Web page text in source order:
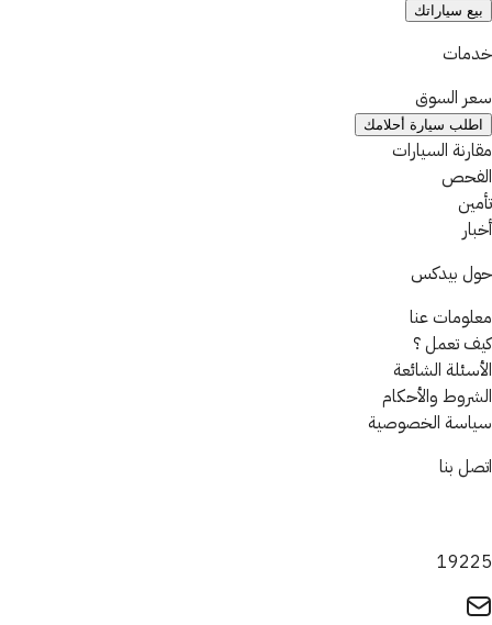
بيع سياراتك
خدمات
سعر السوق
اطلب سيارة أحلامك
مقارنة السيارات
الفحص
تأمين
أخبار
حول بيدكس
معلومات عنا
كيف تعمل ؟
الأسئلة الشائعة
الشروط والأحكام
سياسة الخصوصية
اتصل بنا
19225